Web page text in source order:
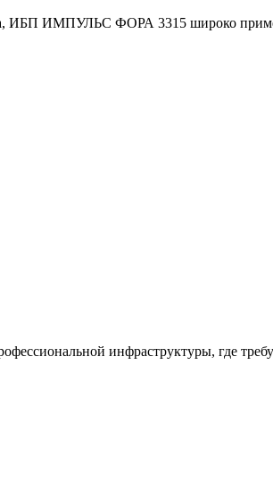
ИБП ИМПУЛЬС ФОРА 3315 широко
инфраструктуры, где